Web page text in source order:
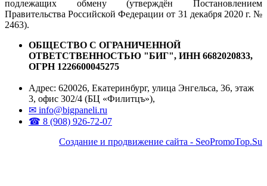
подлежащих обмену (утверждён Постановлением
Правительства Российской Федерации от 31 декабря 2020 г. №
2463).
ОБЩЕСТВО С ОГРАНИЧЕННОЙ
ОТВЕТСТВЕННОСТЬЮ "БИГ", ИНН 6682020833,
ОГРН 1226600045275
Адрес: 620026, Екатеринбург, улица Энгельса, 36, этаж
3, офис 302/4 (БЦ «Филитцъ»),
✉ info@bigpaneli.ru
☎ 8 (908) 926-72-07
Создание и продвижение сайта - SeoPromoTop.Su